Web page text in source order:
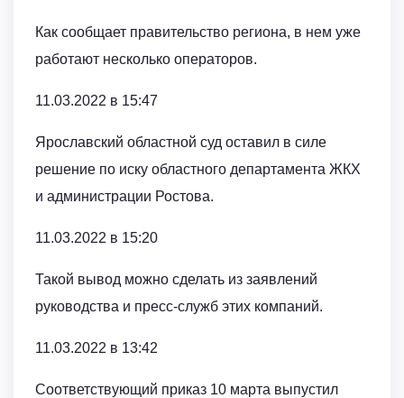
Как сообщает правительство региона, в нем уже
работают несколько операторов.
11.03.2022 в 15:47
Ярославский областной суд оставил в силе
решение по иску областного департамента ЖКХ
и администрации Ростова.
11.03.2022 в 15:20
Такой вывод можно сделать из заявлений
руководства и пресс-служб этих компаний.
11.03.2022 в 13:42
Соответствующий приказ 10 марта выпустил